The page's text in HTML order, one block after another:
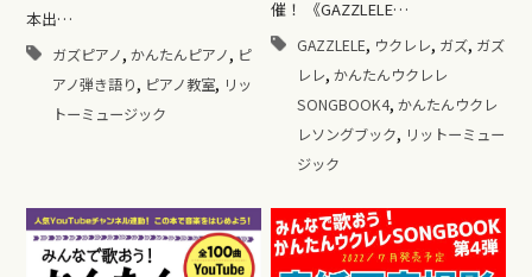
本出…
ガズピアノ, かんたんピアノ, ピ
アノ弾き語り, ピアノ教室, リッ
トーミュージック
催！ 《GAZZLELE…
GAZZLELE, ウクレレ, ガズ, ガズ
レレ, かんたんウクレレ
SONGBOOK4, かんたんウクレ
レソングブック, リットーミュー
ジック